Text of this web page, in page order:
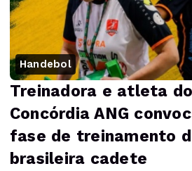
Handebol
Treinadora e atleta
Concórdia ANG
fase de treinamento
brasileira cadete